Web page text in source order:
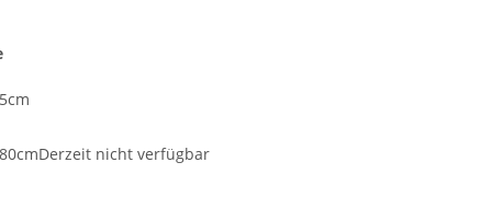
Derzeit nicht verfügbar